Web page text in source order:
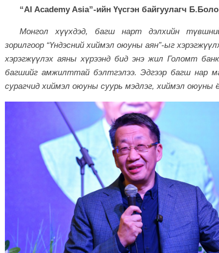
“AI Academy Asia”-ийн Үүсгэн байгуулагч
Монгол хүүхдэд, багш нарт дэлхийн
зорилгоор “Үндэсний хиймэл оюуны аян”-ыг
хэрэгжүүлэх аяны хүрээнд бид энэ жил Голомт
багшийг амжилттай бэлтгэлээ. Эдгээр багш нар
сурагчид хиймэл оюуны суурь мэдлэг, хиймэл оюуны